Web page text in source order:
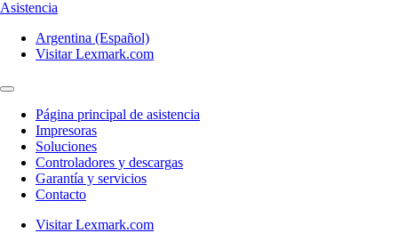
Asistencia
Argentina (Español)
Visitar Lexmark.com
Página principal de asistencia
Impresoras
Soluciones
Controladores y descargas
Garantía y servicios
Contacto
Visitar Lexmark.com